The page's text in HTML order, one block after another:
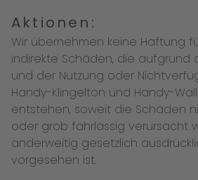
Aktionen:
Wir übernehmen keine Haftung
indirekte Schäden, die aufgrund
und der Nutzung oder
Handy-Klingelton und Handy-
entstehen, soweit die Schäden
oder grob fahrlässig verursacht
anderweitig gesetzlich
vorgesehen ist.